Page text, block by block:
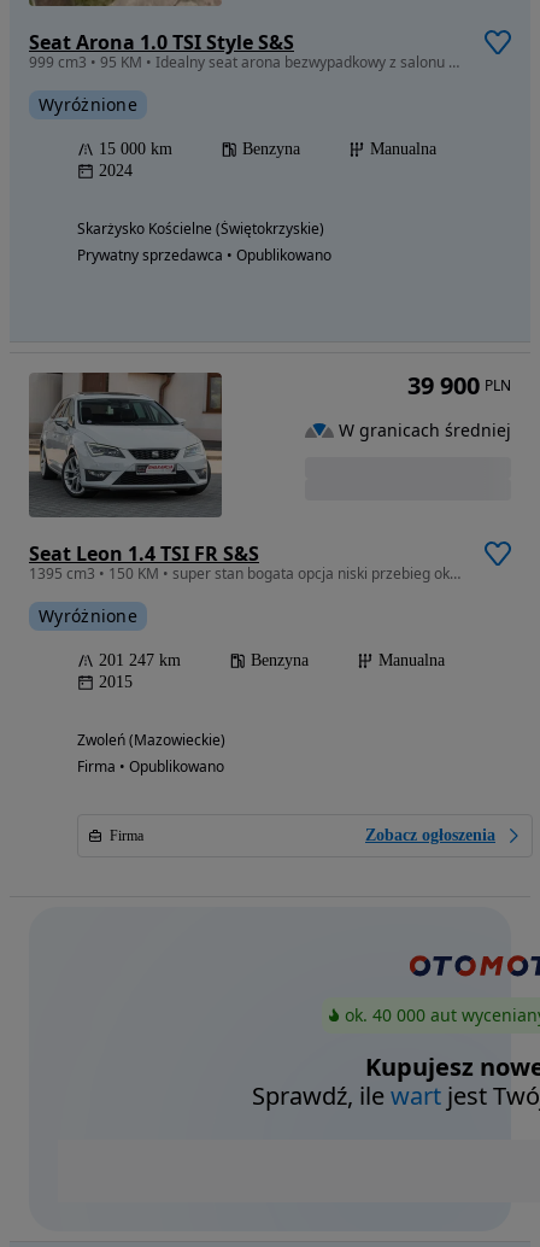
Seat Arona 1.0 TSI Style S&S
999 cm3 • 95 KM • Idealny seat arona bezwypadkowy z salonu 1 właściciel
Wyróżnione
15 000 km Benzyna
Manualna
2024
Skarżysko Kościelne (Świętokrzyskie)
Prywatny sprzedawca • Opublikowano
Seat Leon 1.4 TSI FR S&S
1395 cm3 • 150 KM • super stan bogata opcja niski przebieg okazja Gwarancja
Wyróżnione
201 247 km Benzyna
Manualna
2015
Zwoleń (Mazowieckie)
Firma • Opublikowano
Firma Zobacz ogłoszenia
39 900 PLN
W granicach średniej
ok. 40 000 aut
Kupujesz
Sprawdź, ilewart jest